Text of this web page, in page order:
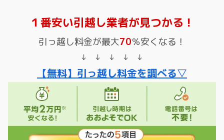
１番安い引越し業者が見つかる！
引っ越し料金が最大70％安くなる！
↓ ↓ ↓ ↓ ↓
【無料】引っ越し料金を調べる▽